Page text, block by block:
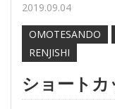
2019.09.04
OMOTESANDO
RENJISHI
ショートカ